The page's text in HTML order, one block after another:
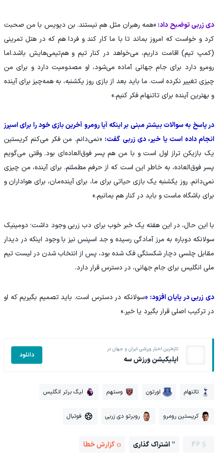
دی زربی توضیح داد: «همه رهبران مثل هم نیستند. بن دیویس با من صحبت
کرد و خواست که امروز بماند تا با ما کار کند و فردا هم که در هتل تمرینی
(کمپ تیم) اقامت داریم، می‌خواهد در کنار تیم و هم‌تیمی‌هایش باشد.اما
رومرو دارد برای جام جهانی آماده می‌شود، او مصدومیت دارد و برای من
چیزی تغییر نکرده است. ما باید بعد از بازی روز یکشنبه، به همه‌چیز برای آینده
و بهترین آینده برای تاتنهام فکر کنیم.»
در پاسخ به سوالات بیشتر مبنی بر اینکه آیا رومرو آخرین بازی خود را برای اسپرز
انجام داده است یا خیر، دی زربی گفت: «نمی‌دانم. من فکر می‌کنم کریستین
یک بازیکن تراز اول است و با من هم پسر فوق‌العاده‌ای بود. وقتی می‌گویم
پسر فوق‌العاده، به خاطر این است که از حرفم مطمئنم. برای آینده، من چیزی
نمی‌دانم. روز یکشنبه یک بازی حیاتی برای ما، برای آینده‌مان، برای هواداران و
برای باشگاه ماست و باید در کنار هم بمانیم.»
با این حال، در این هفته یک خبر خوب برای دب زربی وجود داشت؛ دومینیک
سولانکه دوباره به مرز آمادگی رسیده و جد اسپنس نیز با وجود اینکه در دیدار
مقابل چلسی دچار شکستگی فک شده بود، پس از انتخاب شدن در لیست تیم
ملی انگلیس برای جام جهانی، در دسترس قرار دارد.
دی زربی در پایان افزود: «سولانکه در دسترس است. باید تصمیم بگیریم که او
در ترکیب اصلی قرار بگیرد یا خیر.»
تازه‌ترین اخبار ورزشی ایران و جهان در
اپلیکیشن ورزش سه دانلود
تاتنهام اورتون وستهم لیگ برتر انگلیس
کریستین رومرو روبرتو دی زربی فوتبال
46 اشتراک گذاری گزارش خطا